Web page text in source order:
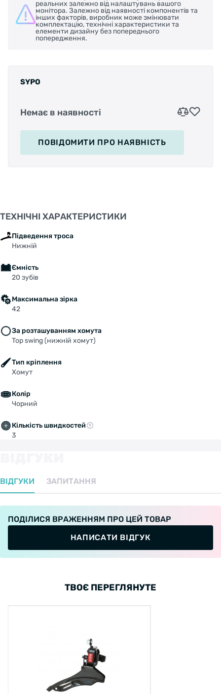
реальних залежно від налаштувань вашого
монітора. Залежно від наявності компонентів та
інших факторів, виробник може змінювати
комплектацію, технічні характеристики та
елементи дизайну без попереднього
попередження.
SYPO
Немає в наявності
ПОВІДОМИТИ ПРО НАЯВНІСТЬ
ТЕХНІЧНІ ХАРАКТЕРИСТИКИ
Підведення троса
Нижній
Ємність
20 зубів
Максимальна зірка
42
За розташуванням хомута
Top swing (нижній хомут)
Тип кріплення
Хомут
Колір
Чорний
Кількість швидкостей
3
ВІДГУКИ ЗАПИТАННЯ
ПОДІЛИСЯ ВРАЖЕННЯМ ПРО ЦЕЙ ТОВАР
НАПИСАТИ ВІДГУК
ТВОЄ ПЕРЕГЛЯНУТЕ